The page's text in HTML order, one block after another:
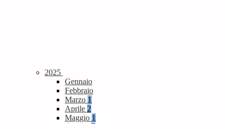
2025
Gennaio
Febbraio
Marzo 1
Aprile 2
Maggio 1